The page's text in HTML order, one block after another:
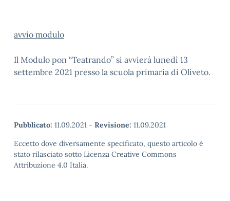
avvio modulo
Il Modulo pon “Teatrando” si avvierà lunedì 13
settembre 2021 presso la scuola primaria di Oliveto.
Pubblicato: 11.09.2021 - Revisione: 11.09.2021
Eccetto dove diversamente specificato, questo articolo è
stato rilasciato sotto Licenza Creative Commons
Attribuzione 4.0 Italia.